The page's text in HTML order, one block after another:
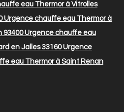
eau Thermor à Vitrolles
Urgence chauffe eau Thermor à
93400Urgence chauffe eau
en Jalles 33160Urgence
eau Thermor à Saint Renan